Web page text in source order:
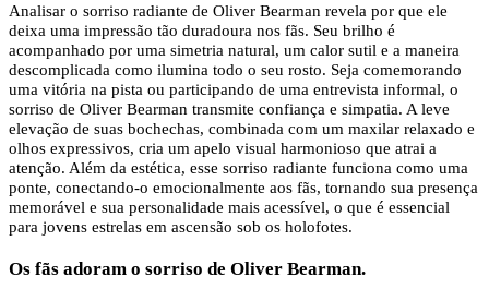
Analisar o sorriso radiante de Oliver Bearman revela por que ele
deixa uma impressão tão duradoura nos fãs. Seu brilho é
acompanhado por uma simetria natural, um calor sutil e a maneira
descomplicada como ilumina todo o seu rosto. Seja comemorando
uma vitória na pista ou participando de uma entrevista informal, o
sorriso de Oliver Bearman transmite confiança e simpatia. A leve
elevação de suas bochechas, combinada com um maxilar relaxado e
olhos expressivos, cria um apelo visual harmonioso que atrai a
atenção. Além da estética, esse sorriso radiante funciona como uma
ponte, conectando-o emocionalmente aos fãs, tornando sua presença
memorável e sua personalidade mais acessível, o que é essencial
para jovens estrelas em ascensão sob os holofotes.
Os fãs adoram o sorriso de Oliver Bearman.